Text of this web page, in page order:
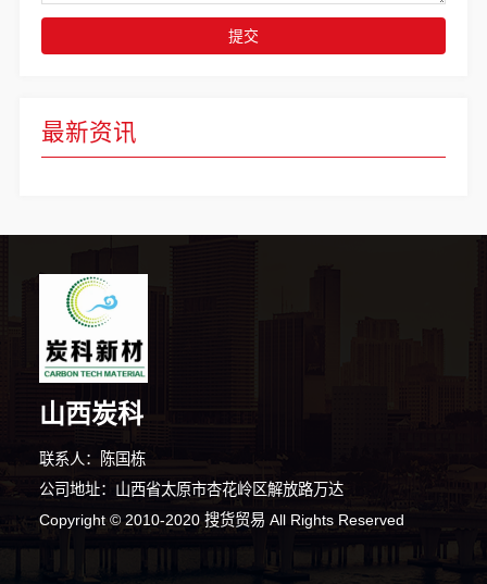
最新资讯
提交
山西炭科
联系人：陈国栋
公司地址：山西省太原市杏花岭区解放路万达
Copyright © 2010-2020 搜货贸易 All Rights Reserved